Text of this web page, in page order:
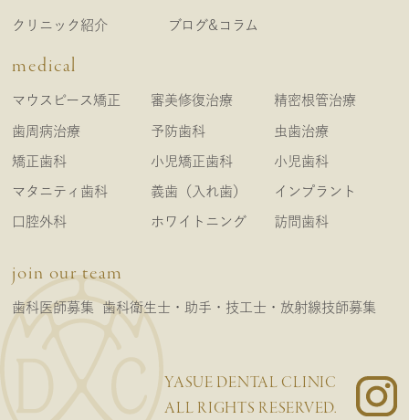
クリニック紹介 ブログ&コラム
medical
マウスピース矯正 審美修復治療 精密根管治療
歯周病治療 予防歯科 虫歯治療
矯正歯科 小児矯正歯科 小児歯科
マタニティ歯科 義歯（入れ歯） インプラント
口腔外科 ホワイトニング 訪問歯科
join our team
歯科医師募集 歯科衛生士・助手・技工士・放射線技師募集
YASUE DENTAL CLINIC
ALL RIGHTS RESERVED.